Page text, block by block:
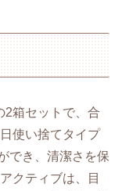
2箱セットで、合
使い捨てタイプ
でき、清潔さを保
クティブは、目